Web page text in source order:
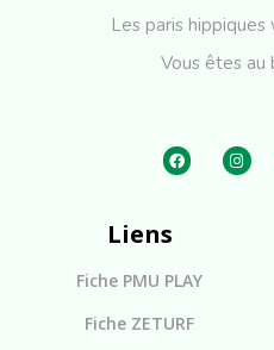
Les paris
Vous êtes au
Liens
Fiche PMU PLAY
Fiche ZETURF